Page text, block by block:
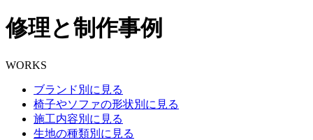
修理と制作事例
WORKS
ブランド別に見る
椅子やソファの形状別に見る
施工内容別に見る
生地の種類別に見る